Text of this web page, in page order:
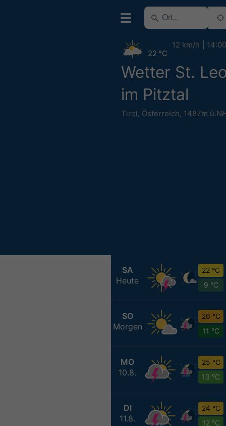
Wetter St.
im Pitztal
Tirol, Österreich, 1487m
22 °C
12 km/h 14:00
SA
Heute
22 °C
9 °C
SO
Morgen
26 °C
11 °C
MO
10.8.
25 °C
13 °C
DI
11.8.
24 °C
12 °C